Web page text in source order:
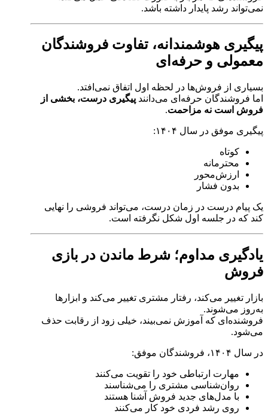
نمی‌تواند رشد پایدار داشته باشد.
پیگیری هوشمندانه، تفاوت فروشندگان
معمولی و حرفه‌ای
بسیاری از فروش‌ها در لحظه اول اتفاق نمی‌افتد.
اما فروشندگان حرفه‌ای می‌دانند پیگیری درست، بخشی از
فروش است نه مزاحمت.
پیگیری موفق در سال ۱۴۰۴:
کوتاه
محترمانه
ارزش‌محور
بدون فشار
یک پیام درست در زمان درست، می‌تواند فروشی را نهایی
کند که در جلسه اول شکل نگرفته است.
یادگیری مداوم؛ شرط ماندن در بازی
فروش
بازار تغییر می‌کند، رفتار مشتری تغییر می‌کند و ابزارها
به‌روز می‌شوند.
فروشنده‌ای که آموزش نمی‌بیند، خیلی زود از رقابت حذف
می‌شود.
در سال ۱۴۰۴، فروشندگان موفق:
مهارت ارتباطی خود را تقویت می‌کنند
روان‌شناسی مشتری را می‌شناسند
با مدل‌های جدید فروش آشنا هستند
روی رشد فردی خود کار می‌کنند